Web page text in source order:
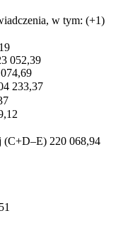
w tym: (+1)
052,39
233,37
(C+D–E) 220 068,94